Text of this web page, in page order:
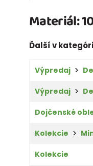
Materiál:
Ďalší v
Výpredaj
Výpredaj
Dojčenské
Kolekcie
Kolekcie